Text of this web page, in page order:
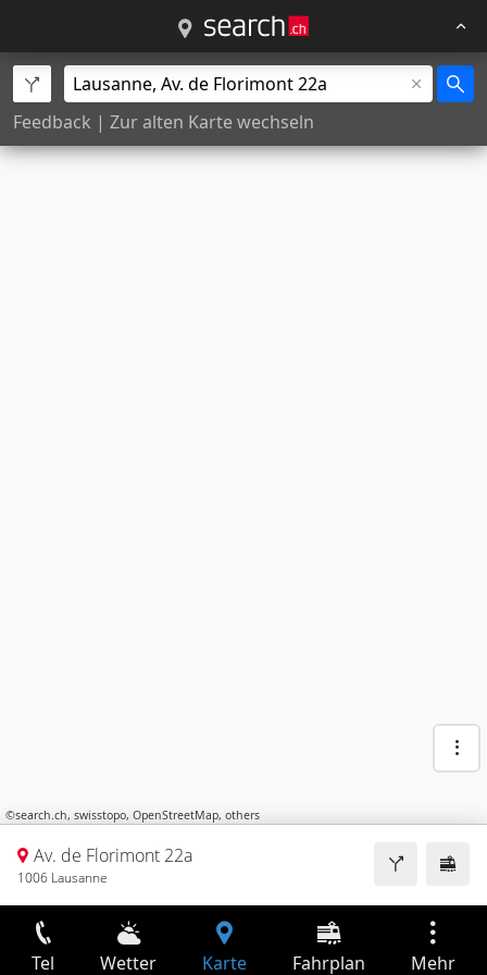
Feedback | Zur alten Karte wechseln
©search.ch, swisstopo, OpenStreetMap, others
Av. de Florimont 22a
1006 Lausanne
Tel Wetter Karte Fahrplan Mehr